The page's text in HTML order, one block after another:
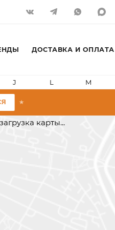
ДОСТАВКА И ОПЛАТА
J L M
загрузка карты...